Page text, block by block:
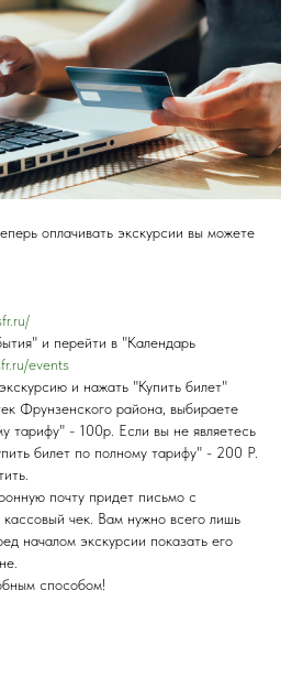
оплачивать экскурсии вы можете
и перейти в "Календарь
events
и нажать "Купить билет"
Фрунзенского района, выбираете
тарифу" - 100р. Если вы не являетесь
билет по полному тарифу" - 200 Р.
почту придет письмо с
чек. Вам нужно всего лишь
началом экскурсии показать его
способом!